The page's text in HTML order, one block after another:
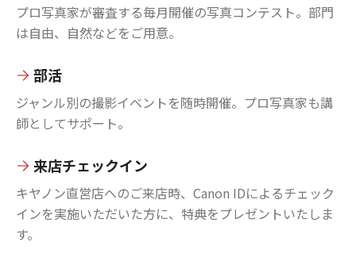
プロ写真家が審査する毎月開催の写真コンテスト。部門
は自由、自然などをご用意。
部活
ジャンル別の撮影イベントを随時開催。プロ写真家も講
師としてサポート。
来店チェックイン
キヤノン直営店へのご来店時、Canon IDによるチェック
インを実施いただいた方に、特典をプレゼントいたしま
す。